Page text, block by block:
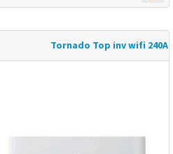
Tornado Top inv wifi 240A